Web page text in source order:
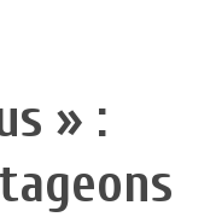
» :